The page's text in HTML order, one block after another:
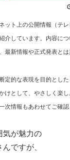
ット上の公開情報（テ
介しています。内容に
最新情報や正式発表とは
定的な表現を目的とし
けとして、やさしく楽
次情報もあわせてご確認
気が魅力の
ですが、